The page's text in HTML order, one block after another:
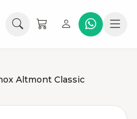
Altmont Classic